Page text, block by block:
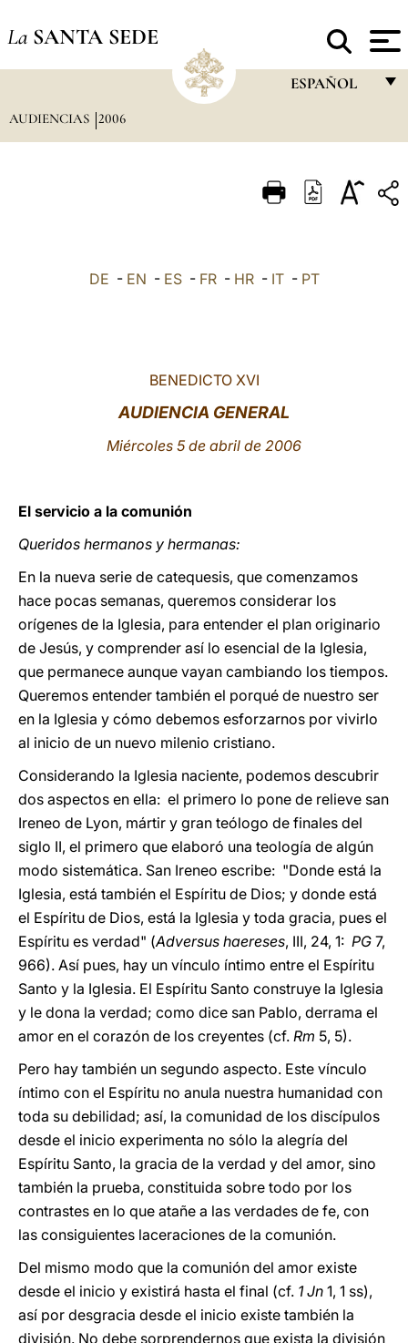
La SANTA SEDE
ESPAÑOL
ITALIANO
LATINE
AUDIENCIAS 2006
DE - EN - ES- FR- HR- IT- PT
BENEDICTO XVI
AUDIENCIA GENERAL
Miércoles 5 de abril de 2006
El servicio a la comunión
Queridos hermanos y hermanas:
En la nueva serie de catequesis, que comenzamos
hace pocas semanas, queremos considerar los
orígenes de la Iglesia, para entender el plan originario
de Jesús, y comprender así lo esencial de la Iglesia,
que permanece aunque vayan cambiando los tiempos.
Queremos entender también el porqué de nuestro ser
en la Iglesia y cómo debemos esforzarnos por vivirlo
al inicio de un nuevo milenio cristiano.
Considerando la Iglesia naciente, podemos descubrir
dos aspectos en ella: el primero lo pone de relieve san
Ireneo de Lyon, mártir y gran teólogo de finales del
siglo II, el primero que elaboró una teología de algún
modo sistemática. San Ireneo escribe: "Donde está la
Iglesia, está también el Espíritu de Dios; y donde está
el Espíritu de Dios, está la Iglesia y toda gracia, pues el
Espíritu es verdad" (Adversus haereses, III, 24, 1: PG 7,
966). Así pues, hay un vínculo íntimo entre el Espíritu
Santo y la Iglesia. El Espíritu Santo construye la Iglesia
y le dona la verdad; como dice san Pablo, derrama el
amor en el corazón de los creyentes (cf. Rm 5, 5).
Pero hay también un segundo aspecto. Este vínculo
íntimo con el Espíritu no anula nuestra humanidad con
toda su debilidad; así, la comunidad de los discípulos
desde el inicio experimenta no sólo la alegría del
Espíritu Santo, la gracia de la verdad y del amor, sino
también la prueba, constituida sobre todo por los
contrastes en lo que atañe a las verdades de fe, con
las consiguientes laceraciones de la comunión.
Del mismo modo que la comunión del amor existe
desde el inicio y existirá hasta el final (cf. 1 Jn 1, 1 ss),
así por desgracia desde el inicio existe también la
división. No debe sorprendernos que exista la división